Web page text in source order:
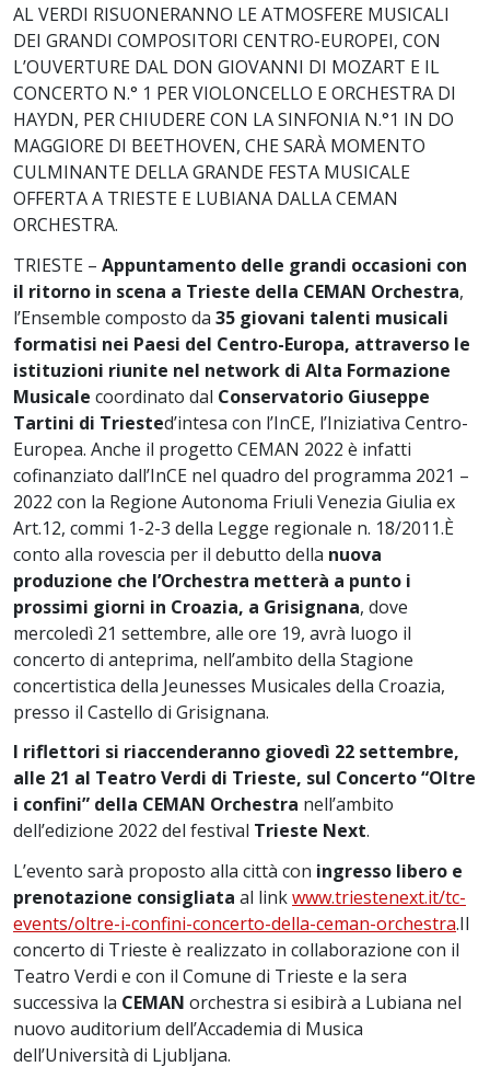
AL VERDI RISUONERANNO LE ATMOSFERE MUSICALI
DEI GRANDI COMPOSITORI CENTRO-EUROPEI, CON
L’OUVERTURE DAL DON GIOVANNI DI MOZART E IL
CONCERTO N.° 1 PER VIOLONCELLO E ORCHESTRA DI
HAYDN, PER CHIUDERE CON LA SINFONIA N.°1 IN DO
MAGGIORE DI BEETHOVEN, CHE SARÀ MOMENTO
CULMINANTE DELLA GRANDE FESTA MUSICALE
OFFERTA A TRIESTE E LUBIANA DALLA CEMAN
ORCHESTRA.
TRIESTE – Appuntamento delle grandi occasioni con
il ritorno in scena a Trieste della CEMAN Orchestra,
l’Ensemble composto da 35 giovani talenti musicali
formatisi nei Paesi del Centro-Europa, attraverso le
istituzioni riunite nel network di Alta Formazione
Musicale coordinato dal Conservatorio Giuseppe
Tartini di Triested’intesa con l’InCE, l’Iniziativa Centro-
Europea. Anche il progetto CEMAN 2022 è infatti
cofinanziato dall’InCE nel quadro del programma 2021 –
2022 con la Regione Autonoma Friuli Venezia Giulia ex
Art.12, commi 1-2-3 della Legge regionale n. 18/2011.È
conto alla rovescia per il debutto della nuova
produzione che l’Orchestra metterà a punto i
prossimi giorni in Croazia, a Grisignana, dove
mercoledì 21 settembre, alle ore 19, avrà luogo il
concerto di anteprima, nell’ambito della Stagione
concertistica della Jeunesses Musicales della Croazia,
presso il Castello di Grisignana.
I riflettori si riaccenderanno giovedì 22 settembre,
alle 21 al Teatro Verdi di Trieste, sul Concerto “Oltre
i confini” della CEMAN Orchestra nell’ambito
dell’edizione 2022 del festival Trieste Next.
L’evento sarà proposto alla città con ingresso libero e
prenotazione consigliata al linkwww.triestenext.it/tc-
events/oltre-i-confini-concerto-della-ceman-orchestra.Il
concerto di Trieste è realizzato in collaborazione con il
Teatro Verdi e con il Comune di Trieste e la sera
successiva la CEMAN orchestra si esibirà a Lubiana nel
nuovo auditorium dell’Accademia di Musica
dell’Università di Ljubljana.